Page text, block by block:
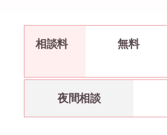
相談料 無料
夜間相談